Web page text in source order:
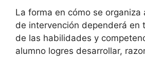
La forma en cómo se organiza
de intervención dependerá en
de las habilidades y
alumno logres desarrollar,